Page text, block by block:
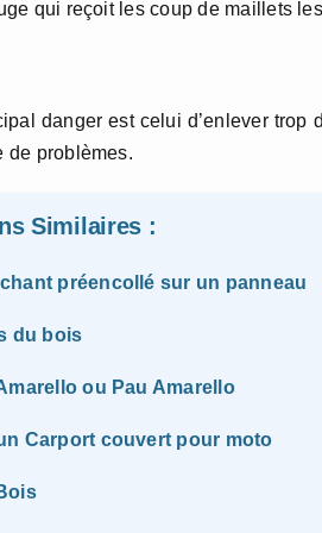
qui reçoit les coup de maillets
est celui d’enlever trop de
de problèmes.
Similaires :
préencollé sur un panneau
du bois
ou Pau Amarello
Carport couvert pour moto